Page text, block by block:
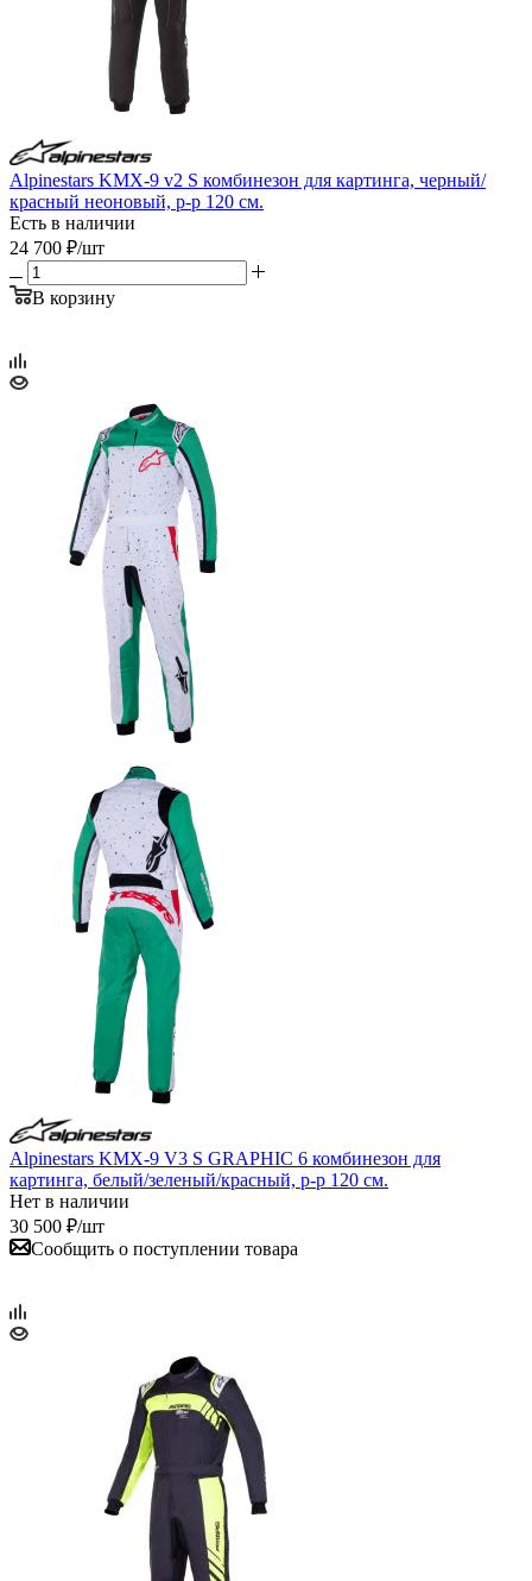
Alpinestars KMX-9 v2 S комбинезон для картинга, черный/
красный неоновый, р-р 120 см.
Есть в наличии
24 700 ₽/шт
В корзину
Alpinestars KMX-9 V3 S GRAPHIC 6 комбинезон для
картинга, белый/зеленый/красный, р-р 120 см.
Нет в наличии
30 500 ₽/шт
Сообщить о поступлении товара